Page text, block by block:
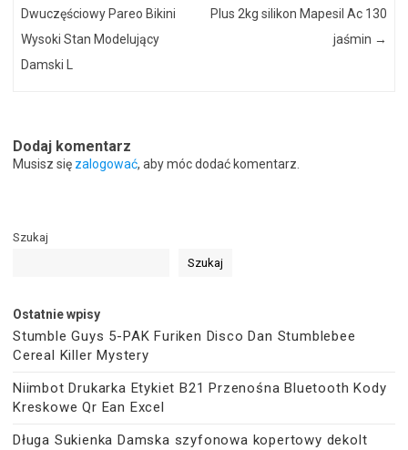
Dwuczęściowy Pareo Bikini
Wysoki Stan Modelujący
Damski L
Plus 2kg silikon Mapesil Ac 130
jaśmin →
Dodaj komentarz
Musisz się zalogować, aby móc dodać komentarz.
Szukaj
Szukaj
Ostatnie wpisy
Stumble Guys 5-PAK Furiken Disco Dan Stumblebee
Cereal Killer Mystery
Niimbot Drukarka Etykiet B21 Przenośna Bluetooth Kody
Kreskowe Qr Ean Excel
Długa Sukienka Damska szyfonowa kopertowy dekolt